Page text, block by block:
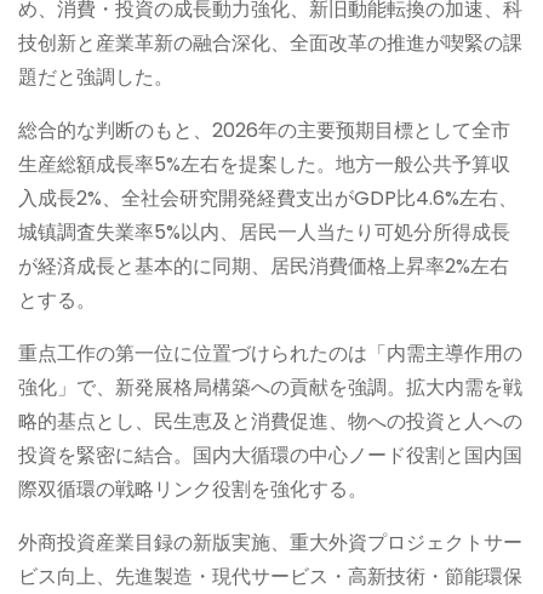
め、消費・投資の成長動力強化、新旧動能転換の加速、科
技创新と産業革新の融合深化、全面改革の推進が喫緊の課
題だと強調した。
総合的な判断のもと、2026年の主要预期目標として全市
生産総額成長率5%左右を提案した。地方一般公共予算収
入成長2%、全社会研究開発経費支出がGDP比4.6%左右、
城镇調査失業率5%以内、居民一人当たり可処分所得成長
が経済成長と基本的に同期、居民消費価格上昇率2%左右
とする。
重点工作の第一位に位置づけられたのは「内需主導作用の
強化」で、新発展格局構築への貢献を強調。拡大内需を戦
略的基点とし、民生恵及と消費促進、物への投資と人への
投資を緊密に結合。国内大循環の中心ノード役割と国内国
際双循環の戦略リンク役割を強化する。
外商投資産業目録の新版実施、重大外資プロジェクトサー
ビス向上、先進製造・現代サービス・高新技術・節能環保